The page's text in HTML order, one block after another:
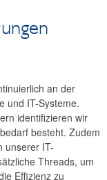
an der
und IT-Systeme.
identifizieren wir
besteht. Zudem
unserer IT-
Threads, um
Effizienz zu